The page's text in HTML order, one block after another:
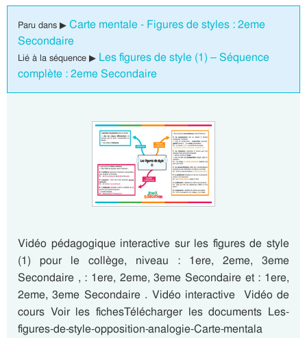
Paru dans ▶ Carte mentale - Figures de styles : 2eme
Secondaire
Lié à la séquence ▶ Les figures de style (1) – Séquence
complète : 2eme Secondaire
Vidéo pédagogique interactive sur les figures de style
(1) pour le collège, niveau : 1ere, 2eme, 3eme
Secondaire , : 1ere, 2eme, 3eme Secondaire et : 1ere,
2eme, 3eme Secondaire . Vidéo interactive Vidéo de
cours Voir les fichesTélécharger les documents Les-
figures-de-style-opposition-analogie-Carte-mentala